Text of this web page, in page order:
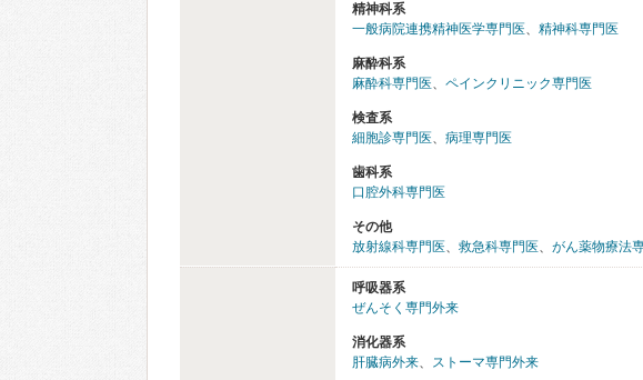
精神科系
一般病院連携精神医学専門医、 精神科専門医
麻酔科系
麻酔科専門医、 ペインクリニック専門医
検査系
細胞診専門医、 病理専門医
歯科系
口腔外科専門医
その他
放射線科専門医、 救急科専門医、 がん薬物療法
呼吸器系
ぜんそく専門外来
消化器系
肝臓病外来、 ストーマ専門外来